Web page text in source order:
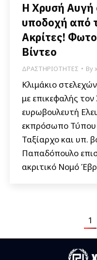
Η Χρυσή Αυγή
υποδοχή από
Ακρίτες!
Βίντεο
ΔΡΑΣΤΗΡΙΟΤΗΤΕΣ By
Κλιμάκιο
με επικεφαλής
ευρωβουλευτή
εκπρόσωπο Τύπου
Ταξίαρχο και υπ.
Παπαδόπουλο
ακριτικό Νομό
1